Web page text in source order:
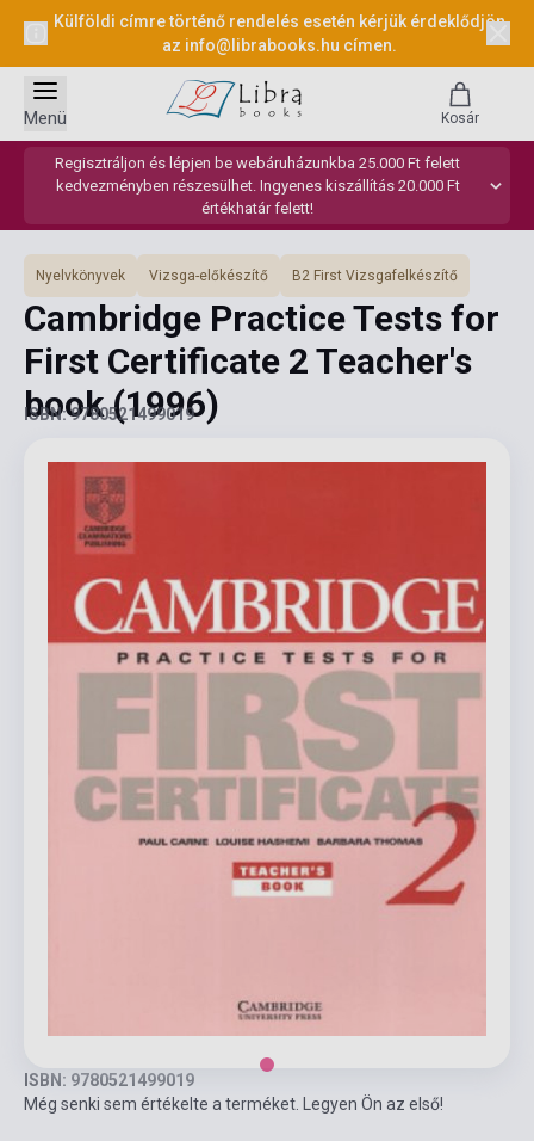
Külföldi címre történő rendelés esetén kérjük érdeklődjön
az info@librabooks.hu címen.
Regisztráljon és lépjen be webáruházunkba 25.000 Ft felett
kedvezményben részesülhet. Ingyenes kiszállítás 20.000 Ft
értékhatár felett!
Menü Kosár
Nyelvkönyvek Vizsga-előkészítő B2 First Vizsgafelkészítő
Cambridge Practice Tests for
First Certificate 2 Teacher's
book(1996)
ISBN: 9780521499019
ISBN: 9780521499019
Még senki sem értékelte a terméket. Legyen Ön az első!